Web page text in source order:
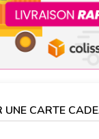
UNE CARTE